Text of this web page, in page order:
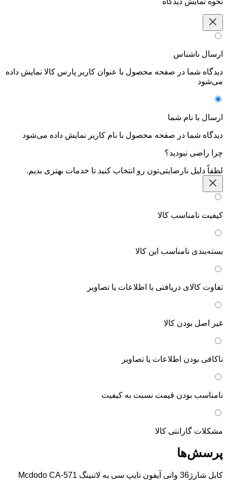
ارسال ناشناس
دیدگاه شما در صفحه محصول با عنوان کاربر پارس کالا نمایش داده
می‌شود
ارسال با نام شما
دیدگاه شما در صفحه محصول با نام کاربر نمایش داده می‌شود
چرا راضی نبودید؟
لطفاً دلیل نارضایتی‌تون رو انتخاب کنید تا خدمات بهتری بدیم.
کیفیت نامناسب کالا
بسته‌بندی نامناسب این کالا
تفاوت کالای دریافتی با اطلاعات یا تصاویر
غیر اصل بودن کالا
ناکافی بودن اطلاعات یا تصاویر
نامناسب بودن قیمت نسبت به کیفیت
مشکلات گارانتی کالا
پرسش‌ها
کابل شارژ36 واتی آیفون تایپ سی به لاتنینگ Mcdodo CA-571